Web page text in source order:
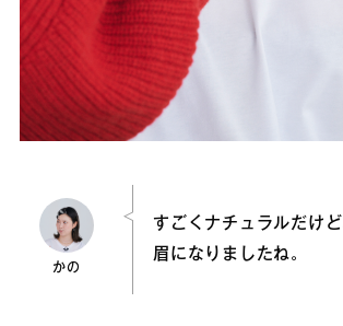
かの
すごくナチュラルだけ
眉になりましたね。